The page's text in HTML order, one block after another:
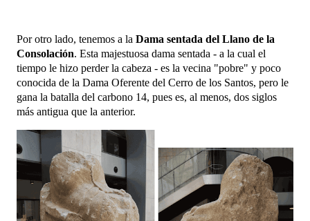
Por otro lado, tenemos a la Dama sentada del Llano de la
Consolación. Esta majestuosa dama sentada - a la cual el
tiempo le hizo perder la cabeza - es la vecina "pobre" y poco
conocida de la Dama Oferente del Cerro de los Santos, pero le
gana la batalla del carbono 14, pues es, al menos, dos siglos
más antigua que la anterior.